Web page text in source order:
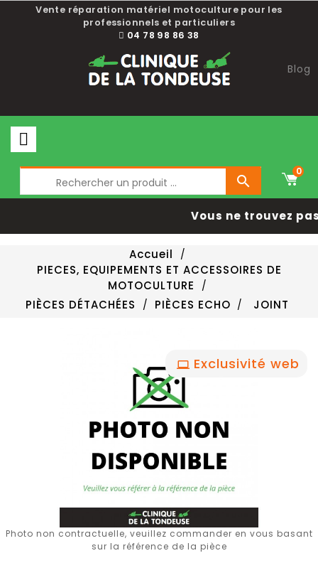
Vente réparation matériel motoculture pour les
professionnels et particuliers
04 78 98 86 38
Blog

0
Vous ne trouvez
Accueil
PIECES, EQUIPEMENTS ET ACCESSOIRES DE
MOTOCULTURE
PIÈCES DÉTACHÉES
PIÈCES ECHO JOINT
Exclusivité web
Photo non contractuelle, veuillez commander en vous basant
sur la référence de la pièce